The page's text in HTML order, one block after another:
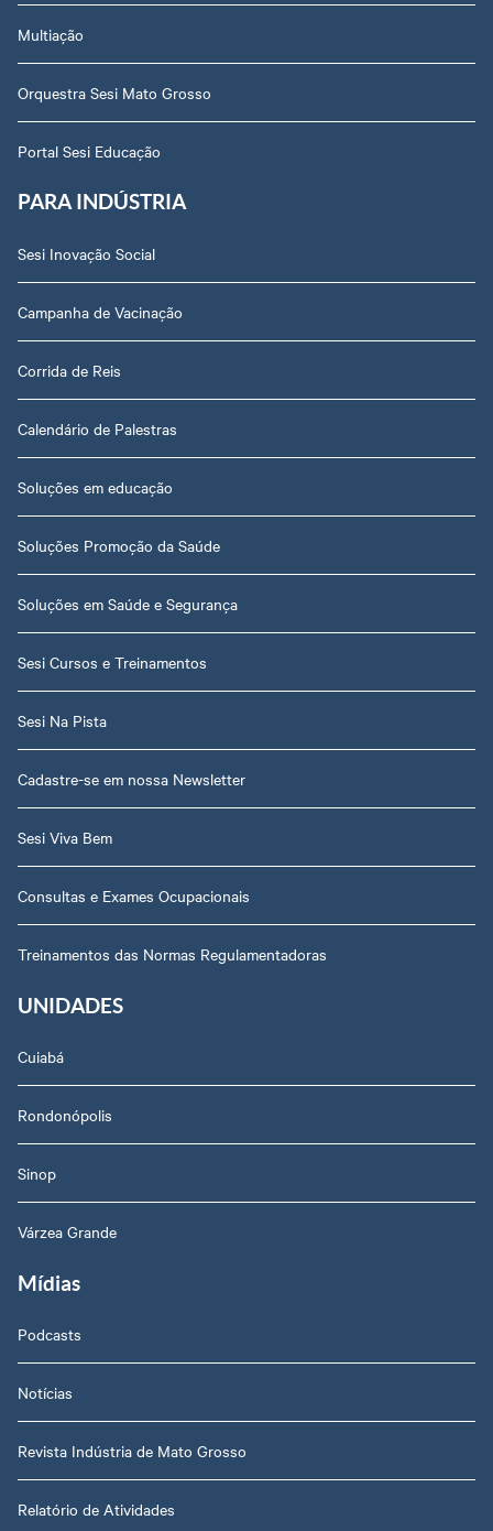
Multiação
Orquestra Sesi Mato Grosso
Portal Sesi Educação
PARA INDÚSTRIA
Sesi Inovação Social
Campanha de Vacinação
Corrida de Reis
Calendário de Palestras
Soluções em educação
Soluções Promoção da Saúde
Soluções em Saúde e Segurança
Sesi Cursos e Treinamentos
Sesi Na Pista
Cadastre-se em nossa Newsletter
Sesi Viva Bem
Consultas e Exames Ocupacionais
Treinamentos das Normas Regulamentadoras
UNIDADES
Cuiabá
Rondonópolis
Sinop
Várzea Grande
Mídias
Podcasts
Notícias
Revista Indústria de Mato Grosso
Relatório de Atividades